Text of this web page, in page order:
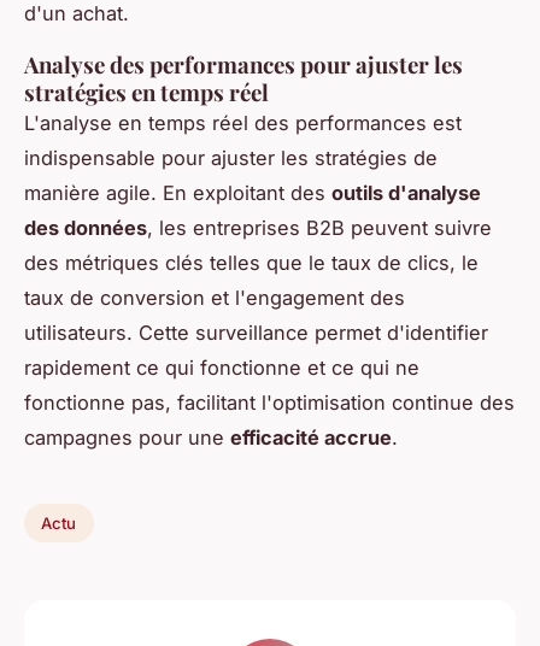
d'un achat.
Analyse des performances pour ajuster les
stratégies en temps réel
L'analyse en temps réel des performances est
indispensable pour ajuster les stratégies de
manière agile. En exploitant des outils d'analyse
des données, les entreprises B2B peuvent suivre
des métriques clés telles que le taux de clics, le
taux de conversion et l'engagement des
utilisateurs. Cette surveillance permet d'identifier
rapidement ce qui fonctionne et ce qui ne
fonctionne pas, facilitant l'optimisation continue des
campagnes pour une efficacité accrue.
Actu